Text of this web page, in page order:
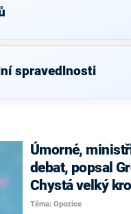
spravedlnosti
Úmorné,
debat, popsal
Chystá velký
Téma: Opozice